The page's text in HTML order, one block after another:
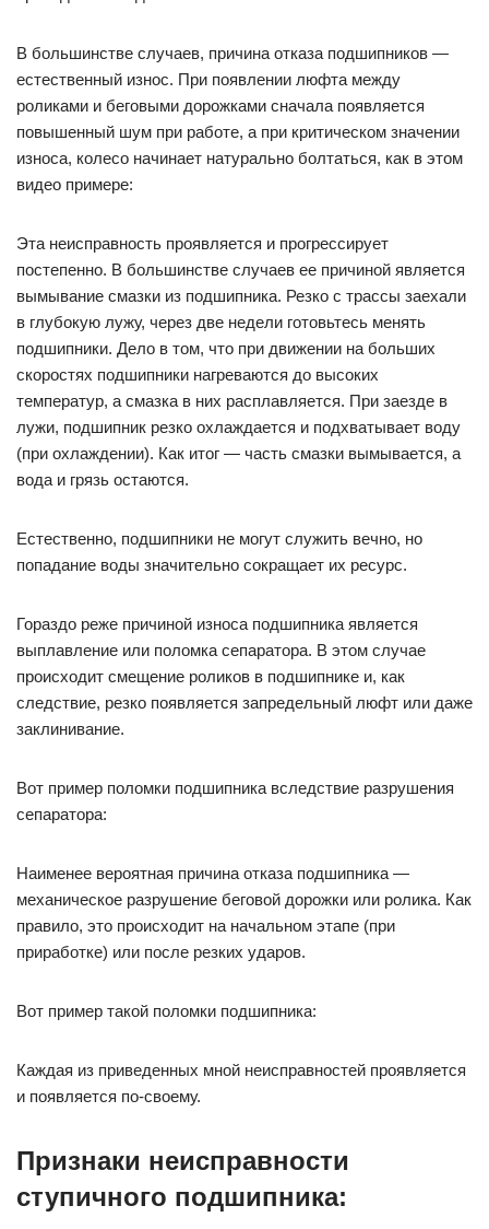
В большинстве случаев, причина отказа подшипников —
естественный износ. При появлении люфта между
роликами и беговыми дорожками сначала появляется
повышенный шум при работе, а при критическом значении
износа, колесо начинает натурально болтаться, как в этом
видео примере:
Эта неисправность проявляется и прогрессирует
постепенно. В большинстве случаев ее причиной является
вымывание смазки из подшипника. Резко с трассы заехали
в глубокую лужу, через две недели готовьтесь менять
подшипники. Дело в том, что при движении на больших
скоростях подшипники нагреваются до высоких
температур, а смазка в них расплавляется. При заезде в
лужи, подшипник резко охлаждается и подхватывает воду
(при охлаждении). Как итог — часть смазки вымывается, а
вода и грязь остаются.
Естественно, подшипники не могут служить вечно, но
попадание воды значительно сокращает их ресурс.
Гораздо реже причиной износа подшипника является
выплавление или поломка сепаратора. В этом случае
происходит смещение роликов в подшипнике и, как
следствие, резко появляется запредельный люфт или даже
заклинивание.
Вот пример поломки подшипника вследствие разрушения
сепаратора:
Наименее вероятная причина отказа подшипника —
механическое разрушение беговой дорожки или ролика. Как
правило, это происходит на начальном этапе (при
приработке) или после резких ударов.
Вот пример такой поломки подшипника:
Каждая из приведенных мной неисправностей проявляется
и появляется по-своему.
Признаки неисправности
ступичного подшипника: